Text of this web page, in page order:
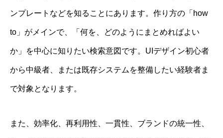
ンプレートなどを知ることにあります。作り方の「how
to」がメインで、「何を、どのようにまとめればよい
か」を中心に知りたい検索意図です。UIデザイン初心者
から中級者、または既存システムを整備したい経験者ま
で対象となります。
また、効率化、再利用性、一貫性、ブランドの統一性、